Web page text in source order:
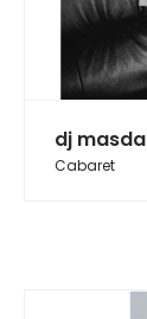
dj masda
Cabaret